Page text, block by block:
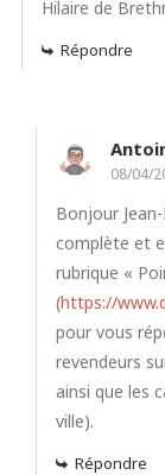
Hilaire de
Répondre
08/04/
Bonjour
complète et
rubrique «
(https://
pour vous
revendeurs
ainsi que les
ville).
Répondre